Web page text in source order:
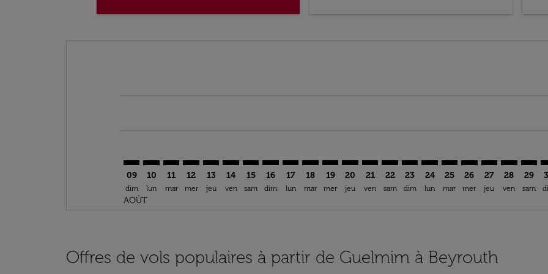
09
dim
AOÛT
10
lun
11
mar
12
mer
13
jeu
14
ven
15
sam
16
dim
17
lun
18
mar
GLN–BEY: cmp-view-offers-disclaimer. Trouver
19
mer
GLN–BEY: cmp-view-offers-disclaimer.
20
jeu
GLN–BEY: cmp-view-offers-disclaimer.
21
ven
GLN–BEY: cmp-view-offers-
22
sam
GLN–BEY: cmp-view-offers-
23
dim
GLN–BEY: cmp-view-
24
lun
GLN–BEY: cmp-view-
25
mar
GLN–BEY: cmp-
26
mer
GLN–BEY:
27
jeu
28
ven
29
sam
Offres de vols populaires à partir de Guelmim à Beyrouth